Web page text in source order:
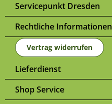
Servicepunkt Dresden
Rechtliche Informationen
Vertrag widerrufen
Lieferdienst
Shop Service